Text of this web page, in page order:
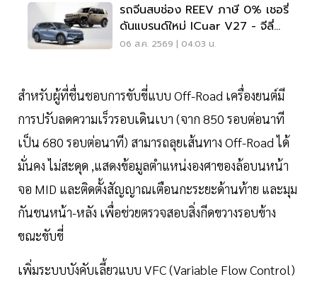
รถจีนสบช่อง REEV ภาษี 0% เชอรี่
ดันแบรนด์ใหม่ ICuar V27 - จีลี่
ส่ง Starray
06 ส.ค. 2569 | 04:03 น.
สำหรับผู้ที่ชื่นชอบการขับขี่แบบ Off-Road เครื่องยนต์มี
การปรับลดความเร็วรอบเดินเบา (จาก 850 รอบต่อนาที
เป็น 680 รอบต่อนาที) สามารถลุยเส้นทาง Off-Road ได้
มั่นคง ไม่สะดุด ,แสดงข้อมูลตำแหน่งองศาของล้อบนหน้า
จอ MID และติดตั้งสัญญาณเตือนกะระยะด้านท้าย และมุม
กันชนหน้า-หลัง เพื่อช่วยตรวจสอบสิ่งกีดขวางรอบข้าง
ขณะขับขี่
เพิ่มระบบบังคับเลี้ยวแบบ VFC (Variable Flow Control)